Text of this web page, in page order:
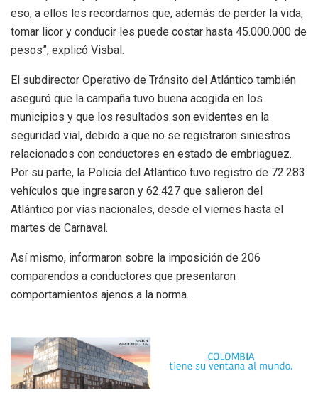
eso, a ellos les recordamos que, además de perder la vida,
tomar licor y conducir les puede costar hasta 45.000.000 de
pesos”, explicó Visbal.
El subdirector Operativo de Tránsito del Atlántico también
aseguró que la campaña tuvo buena acogida en los
municipios y que los resultados son evidentes en la
seguridad vial, debido a que no se registraron siniestros
relacionados con conductores en estado de embriaguez.
Por su parte, la Policía del Atlántico tuvo registro de 72.283
vehículos que ingresaron y 62.427 que salieron del
Atlántico por vías nacionales, desde el viernes hasta el
martes de Carnaval.
Así mismo, informaron sobre la imposición de 206
comparendos a conductores que presentaron
comportamientos ajenos a la norma.